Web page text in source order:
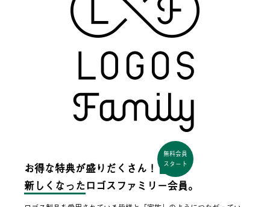
お得な特典が盛りだくさん！
無料会員
スタート
新しくなった ロゴスファミリー会員。